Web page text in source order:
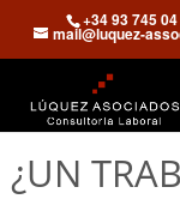
+34 93 745
mail@luquez-
¿UN